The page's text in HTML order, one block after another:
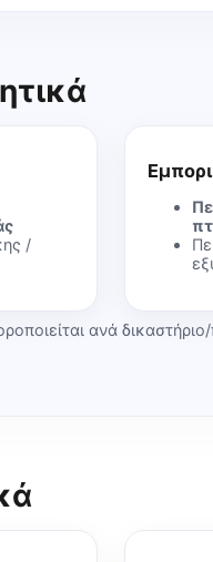
/
ανά